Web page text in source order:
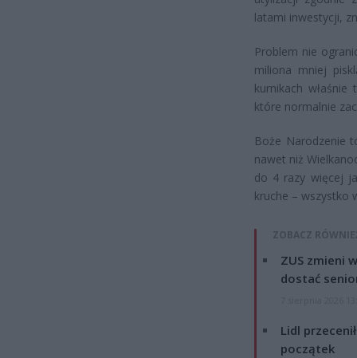
latami inwestycji,
Problem nie
miliona mniej
kurnikach
które normalnie
Boże Narodzenie
nawet niż
do 4 razy więcej
kruche – wszystko
ZOBACZ
ZUS zmieni
dostać
Lidl
początek